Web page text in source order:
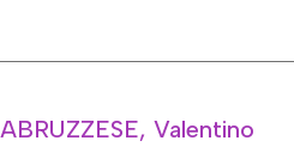
ABRUZZESE, Valentino